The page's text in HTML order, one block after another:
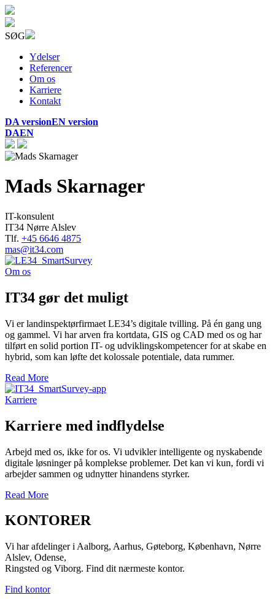
SØG
Ydelser
Referencer
Om os
Karriere
Kontakt
DA versionEN version
DAEN
Mads Skarnager
IT-konsulent
IT34 Nørre Alslev
Tlf. +45 6646 4875
mas@it34.com
Om os
IT34 gør det muligt
Vi er landinspektørfirmaet LE34’s digitale tvilling. På én gang ung
og gammel. Vi har arven fra kortdata, GIS og CAD med os og har
tilført en solid portion IT- og udviklingskompetencer for at skabe en
hybrid, som kan løfte det kolossale potentiale, data rummer.
Read More
Karriere
Karriere med indflydelse
Arbejd med os, ikke for os. Vi udvikler intelligente og nyskabende
digitale løsninger på komplekse problemer. Det kan vi kun, fordi vi
arbejder sammen og udnytter hinandens styrker.
Read More
KONTORER
Vi har afdelinger i Aalborg, Aarhus, Gøteborg, København, Nørre
Alslev, Odense,
Ringsted og Viborg. Find dit nærmeste kontor.
Find kontor